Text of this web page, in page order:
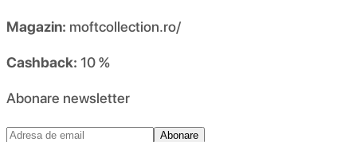
Magazin: moftcollection.ro/
Cashback: 10 %
Abonare newsletter
Abonare